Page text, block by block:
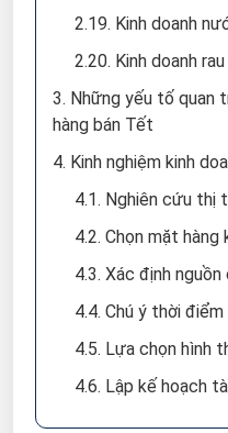
2.19. Kinh doanh
2.20. Kinh doanh
3. Những yếu tố quan
hàng bán Tết
4. Kinh nghiệm kinh
4.1. Nghiên cứu thị
4.2. Chọn mặt hàng
4.3. Xác định
4.4. Chú ý thời
4.5. Lựa chọn hình
4.6. Lập kế hoạch